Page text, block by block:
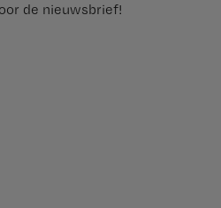
de nieuwsbrief!